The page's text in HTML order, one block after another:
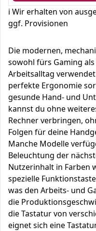
ℹ️ Wir erhalten von
ggf. Provisionen
Die modernen,
sowohl fürs Gaming
Arbeitsalltag
perfekte Ergonomie
gesunde Hand- und
kannst du ohne
Rechner verbringen,
Folgen für deine
Manche Modelle
Beleuchtung der
Nutzerinhalt in Farben
spezielle
was den Arbeits- und
die
die Tastatur von
eignet sich eine